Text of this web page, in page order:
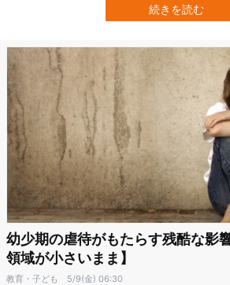
年にブラジル最南端の町で世界初となる「犬
ッド生物の存在が確認されたのです。 リオ
続きを読む
幼少期の虐待がもたらす残酷な影
領域が小さいまま】
教育・子ども 5/9(金) 06:30